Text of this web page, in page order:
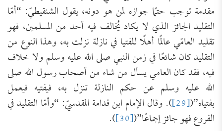
مقدمة توجب حتمًا جوازه لمن هو دونه، يقول الشنقيطيّ: “أمّا
التقليد الجائز الذي لا يكاد يُخالف فيه أحد من المسلمين، فهو
تقليد العامّي عالمًا أهلًا للفتيا في نازلة نزلت به، وهذا النوع من
التقليد كان شائعًا في زمن النبي صلى الله عليه وسلم ولا خلاف
فيه، فقد كان العامي يسأل من شاء من أصحاب رسول الله صلى
الله عليه وسلم عن حكم النازلة تنزل به، فيفتيه فيعمل
بفتياه”([29] ). وقال الإمام ابن قدامة المقدسيّ: “وأمّا التقليد في
الفروع فهو جائز إجماعًا”([30]
).